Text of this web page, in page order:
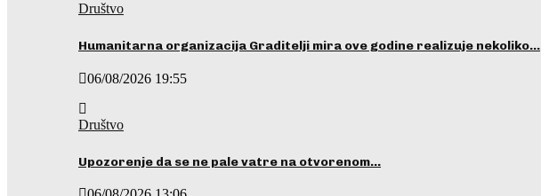
Društvo
Humanitarna organizacija Graditelji mira ove godine realizuje nekoliko…
06/08/2026 19:55
Društvo
Upozorenje da se ne pale vatre na otvorenom…